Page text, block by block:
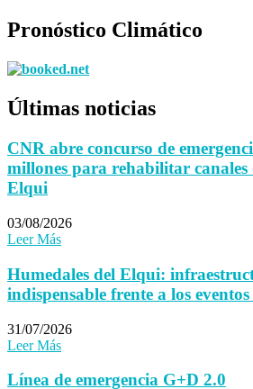
Pronóstico Climático
Últimas noticias
CNR abre concurso de
millones para rehabilitar
Elqui
03/08/2026
Leer Más
Humedales del Elqui:
indispensable frente a los
31/07/2026
Leer Más
Línea de emergencia G+D 2.0